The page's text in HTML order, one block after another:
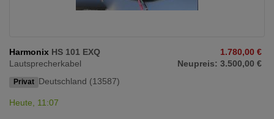
Harmonix HS 101 EXQ
Lautsprecherkabel
Privat Deutschland (13587)
1.780,00 €
Neupreis: 3.500,00 €
Heute, 11:07